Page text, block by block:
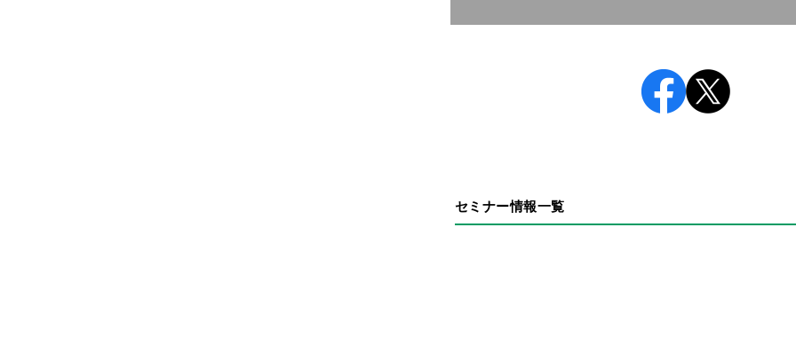
セミナー情報一覧